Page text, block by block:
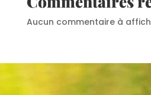
Aucun commentaire à